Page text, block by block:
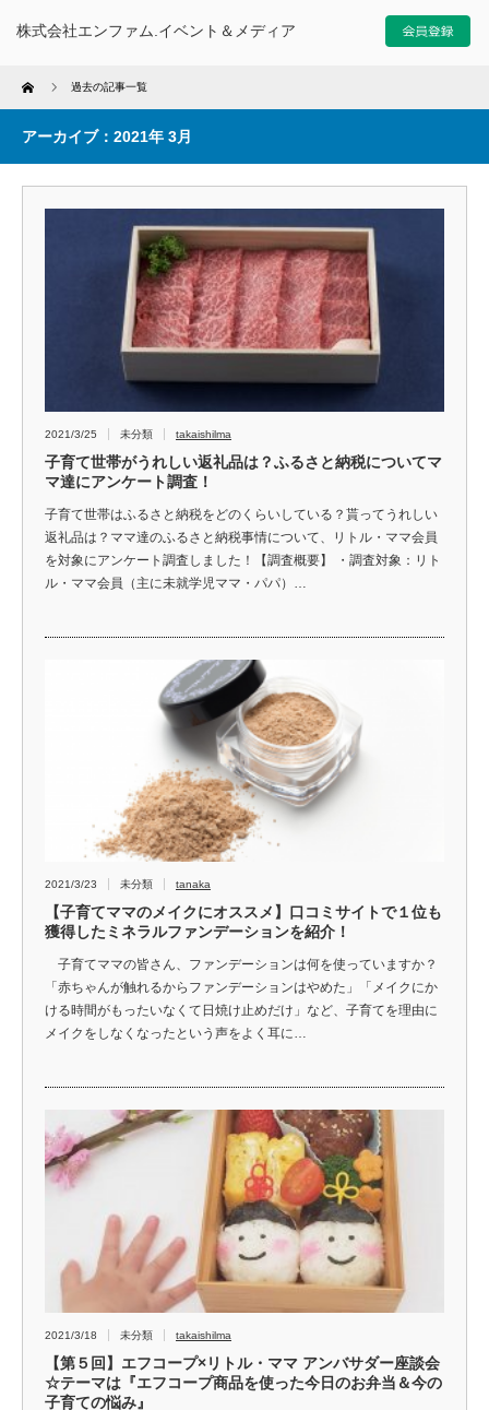
株式会社エンファム.イベント＆メディア
Home 過去の記事一覧
アーカイブ：2021年 3月
2021/3/25 未分類 takaishilma
子育て世帯がうれしい返礼品は？ふるさと納税についてマ
マ達にアンケート調査！
子育て世帯はふるさと納税をどのくらいしている？貰ってうれしい
返礼品は？ママ達のふるさと納税事情について、リトル・ママ会員
を対象にアンケート調査しました！【調査概要】 ・調査対象：リト
ル・ママ会員（主に未就学児ママ・パパ）…
2021/3/23 未分類 tanaka
【子育てママのメイクにオススメ】口コミサイトで１位も
獲得したミネラルファンデーションを紹介！
子育てママの皆さん、ファンデーションは何を使っていますか？
「赤ちゃんが触れるからファンデーションはやめた」「メイクにか
ける時間がもったいなくて日焼け止めだけ」など、子育てを理由に
メイクをしなくなったという声をよく耳に…
2021/3/18 未分類 takaishilma
【第５回】エフコープ×リトル・ママ アンバサダー座談会
☆テーマは『エフコープ商品を使った今日のお弁当＆今の
子育ての悩み』